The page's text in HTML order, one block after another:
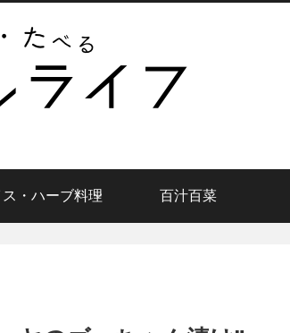
ス・ハーブ料理 百汁百菜